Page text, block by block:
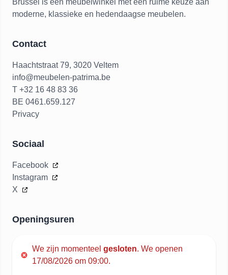
Brussel is een meubelwinkel met een ruime keuze aan
moderne, klassieke en hedendaagse meubelen.
Contact
Haachtstraat 79, 3020 Veltem
info@meubelen-patrima.be
T +32 16 48 83 36
BE 0461.659.127
Privacy
Sociaal
Facebook
Instagram
X
Openingsuren
We zijn momenteelgesloten.We openen
17/08/2026 om 09:00.